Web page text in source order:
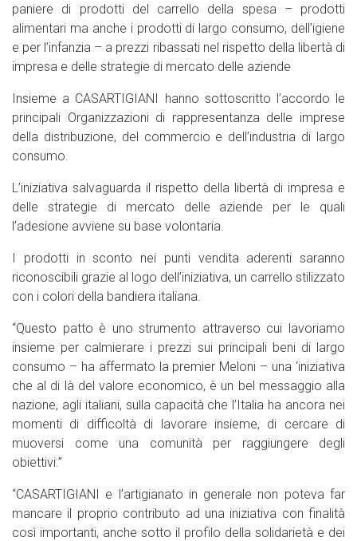
paniere di prodotti del carrello della spesa – prodotti
alimentari ma anche i prodotti di largo consumo, dell’igiene
e per l’infanzia – a prezzi ribassati nel rispetto della libertà di
impresa e delle strategie di mercato delle aziende
Insieme a CASARTIGIANI hanno sottoscritto l’accordo le
principali Organizzazioni di rappresentanza delle imprese
della distribuzione, del commercio e dell’industria di largo
consumo.
L’iniziativa salvaguarda il rispetto della libertà di impresa e
delle strategie di mercato delle aziende per le quali
l’adesione avviene su base volontaria.
I prodotti in sconto nei punti vendita aderenti saranno
riconoscibili grazie al logo dell’iniziativa, un carrello stilizzato
con i colori della bandiera italiana.
“Questo patto è uno strumento attraverso cui lavoriamo
insieme per calmierare i prezzi sui principali beni di largo
consumo – ha affermato la premier Meloni – una ‘iniziativa
che al di là del valore economico, è un bel messaggio alla
nazione, agli italiani, sulla capacità che l’Italia ha ancora nei
momenti di difficoltà di lavorare insieme, di cercare di
muoversi come una comunità per raggiungere degli
obiettivi.”
“CASARTIGIANI e l’artigianato in generale non poteva far
mancare il proprio contributo ad una iniziativa con finalità
così importanti, anche sotto il profilo della solidarietà e dei